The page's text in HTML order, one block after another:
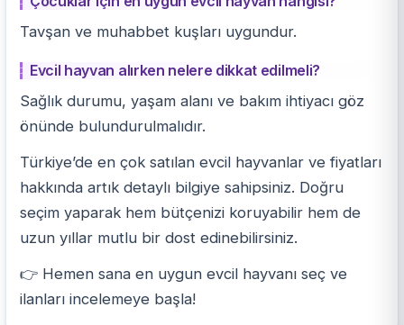
Tavşan ve muhabbet kuşları uygundur.
Evcil hayvan alırken nelere dikkat edilmeli?
Sağlık durumu, yaşam alanı ve bakım ihtiyacı göz
önünde bulundurulmalıdır.
Türkiye’de en çok satılan evcil hayvanlar ve fiyatları
hakkında artık detaylı bilgiye sahipsiniz. Doğru
seçim yaparak hem bütçenizi koruyabilir hem de
uzun yıllar mutlu bir dost edinebilirsiniz.
👉 Hemen sana en uygun evcil hayvanı seç ve
ilanları incelemeye başla!